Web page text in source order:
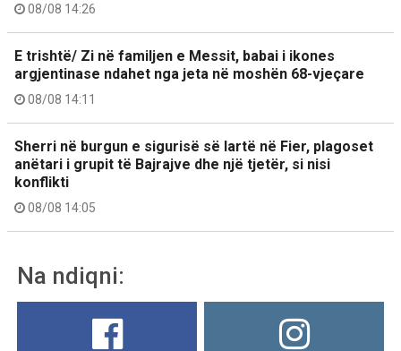
08/08 14:26
E trishtë/ Zi në familjen e Messit, babai i ikones
argjentinase ndahet nga jeta në moshën 68-vjeçare
08/08 14:11
Sherri në burgun e sigurisë së lartë në Fier, plagoset
anëtari i grupit të Bajrajve dhe një tjetër, si nisi
konflikti
08/08 14:05
Na ndiqni: